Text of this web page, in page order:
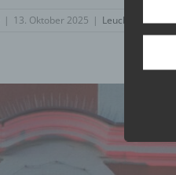
| 13. Oktober 2025 | Leuchtobjekte,